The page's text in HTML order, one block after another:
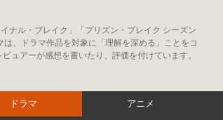
ナル・ブレイク」「プリズン・ブレイク シーズン
、ドラマ作品を対象に「理解を深める」ことをコ
ュアーが感想を書いたり、評価を付けています。
ドラマ アニメ